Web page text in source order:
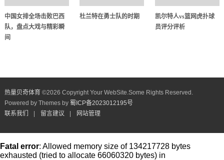
中国女排全场击败巴西
队，盘点大戏与精彩瞬
间
杜兰特在勇士队的时期
凯尔特人vs篮网虎扑球
员评分评析
热量贝奇体育 ©2026 Copyright Your WebSite.Some Rights Reserved.
Powered by Themes by 蜀ICP备2023012195号
联系我们
留言建议 网站管理
Fatal error: Allowed memory size of 134217728 bytes
exhausted (tried to allocate 66060320 bytes) in